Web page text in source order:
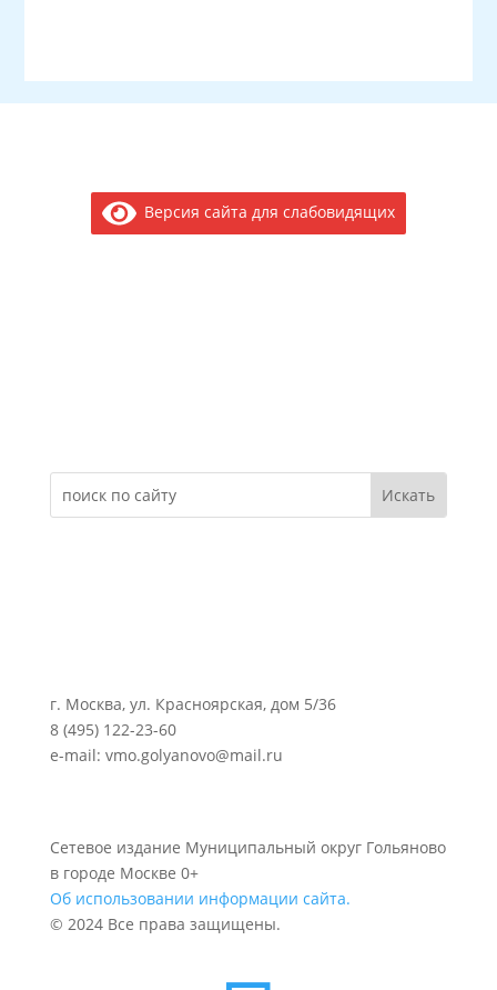
Версия сайта для слабовидящих
г. Москва, ул. Красноярская, дом 5/36
8 (495) 122-23-60
e-mail: vmo.golyanovo@mail.ru
Сетевое издание Муниципальный округ Гольяново
в городе Москве 0+
Об использовании информации сайта.
© 2024 Все права защищены.